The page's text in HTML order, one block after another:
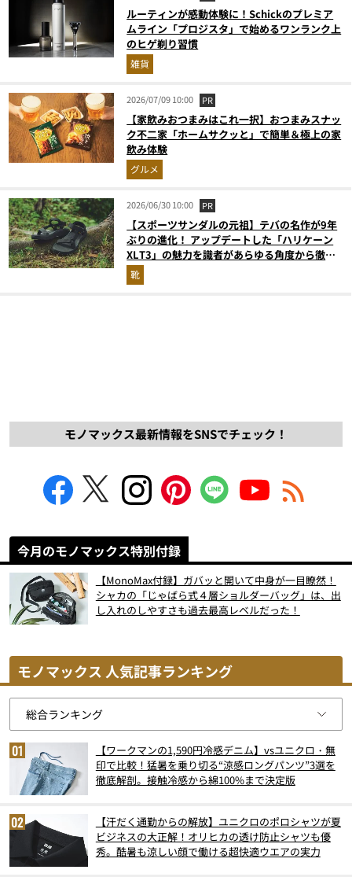
ルーティンが感動体験に！Schickのプレミア
ムライン「プロジスタ」で始めるワンランク上
のヒゲ剃り習慣
雑貨
2026/07/09 10:00 PR
【家飲みおつまみはこれ一択】おつまみスナッ
ク不二家「ホームサクッと」で簡単＆極上の家
飲み体験
グルメ
2026/06/30 10:00 PR
【スポーツサンダルの元祖】テバの名作が9年
ぶりの進化！ アップデートした「ハリケーン
XLT3」の魅力を識者があらゆる角度から徹底
解説！
靴
モノマックス最新情報をSNSでチェック！
今月のモノマックス特別付録
【MonoMax付録】ガバッと開いて中身が一目瞭然！
シャカの「じゃばら式４層ショルダーバッグ」は、出
し入れのしやすさも過去最高レベルだった！
モノマックス 人気記事ランキング
【ワークマンの1,590円冷感デニム】vsユニクロ・無
印で比較！猛暑を乗り切る“涼感ロングパンツ”3選を
徹底解剖。接触冷感から綿100%まで決定版
【汗だく通勤からの解放】ユニクロのポロシャツが夏
ビジネスの大正解！オリヒカの透け防止シャツも優
秀。酷暑も涼しい顔で働ける超快適ウエアの実力